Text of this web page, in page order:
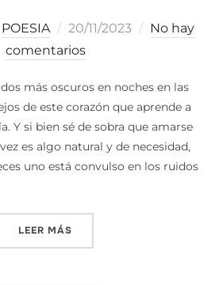
POESIA
Publicado
el
20/11/2023
No hay
comentarios
más oscuros en noches en las
de este corazón que aprende a
Y si bien sé de sobra que amarse
es algo natural y de necesidad,
uno está convulso en los ruidos
LEER MÁS